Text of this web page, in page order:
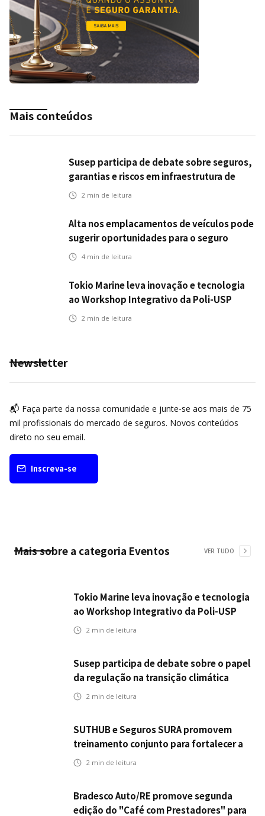
Mais conteúdos
Susep participa de debate sobre seguros,
garantias e riscos em infraestrutura de
transportes
2 min de leitura
Alta nos emplacamentos de veículos pode
sugerir oportunidades para o seguro
automotivo
4 min de leitura
Tokio Marine leva inovação e tecnologia
ao Workshop Integrativo da Poli-USP
2 min de leitura
Newsletter
📬 Faça parte da nossa comunidade e junte-se aos mais de 75
mil profissionais do mercado de seguros. Novos conteúdos
direto no seu email.
Inscreva-se
Mais sobre a categoria Eventos VER TUDO
Tokio Marine leva inovação e tecnologia
ao Workshop Integrativo da Poli-USP
2 min de leitura
Susep participa de debate sobre o papel
da regulação na transição climática
2 min de leitura
SUTHUB e Seguros SURA promovem
treinamento conjunto para fortalecer a
operação comercial do Seguro
2 min de leitura
Bradesco Auto/RE promove segunda
edição do "Café com Prestadores" para